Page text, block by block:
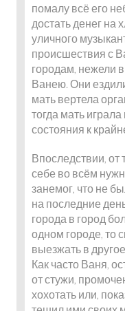
помалу всё его
достать денег на
уличного
происшествия с
городам, нежели
Ванею. Они
мать вертела
тогда мать
состояния к
Впоследствии, от
себе во всём
занемог, что не
на последние
города в город
одном городе, то
выезжать в
Как часто Ваня,
от стужи,
хохотать или,